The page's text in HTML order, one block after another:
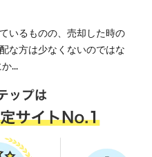
いるものの、売却した時の
な方は少なくないのではな
...